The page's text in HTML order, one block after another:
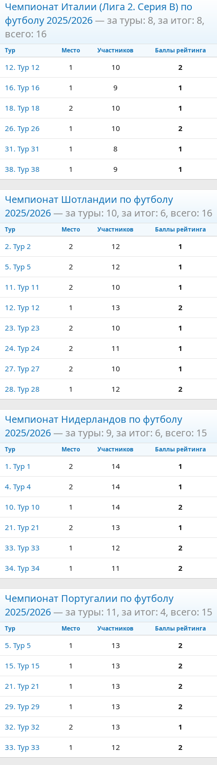
Чемпионат Италии (Лига 2. Серия B) по
футболу 2025/2026— за туры: 8, за итог: 8,
всего: 16
Тур Место Участников Баллы рейтинга
12. Тур 12 1 10 2
16. Тур 16 1 9 1
18. Тур 18 2 10 1
26. Тур 26 1 10 2
31. Тур 31 1 8 1
38. Тур 38 1 9 1
Чемпионат Шотландии по футболу
2025/2026— за туры: 10, за итог: 6, всего: 16
Тур Место Участников Баллы рейтинга
2. Тур 2 2 12 1
5. Тур 5 2 12 1
11. Тур 11 2 10 1
12. Тур 12 1 13 2
23. Тур 23 2 10 1
24. Тур 24 2 11 1
27. Тур 27 2 10 1
28. Тур 28 1 12 2
Чемпионат Нидерландов по футболу
2025/2026— за туры: 9, за итог: 6, всего: 15
Тур Место Участников Баллы рейтинга
1. Тур 1 2 14 1
4. Тур 4 2 14 1
10. Тур 10 1 14 2
21. Тур 21 2 13 1
33. Тур 33 1 12 2
34. Тур 34 1 11 2
Чемпионат Португалии по футболу
2025/2026— за туры: 11, за итог: 4, всего: 15
Тур Место Участников Баллы рейтинга
5. Тур 5 1 13 2
15. Тур 15 1 13 2
21. Тур 21 1 13 2
29. Тур 29 1 13 2
32. Тур 32 2 13 1
33. Тур 33 1 12 2